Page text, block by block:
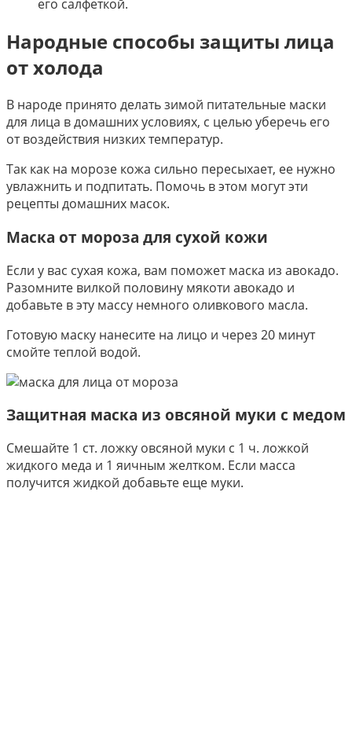
его салфеткой.
Народные способы защиты лица
от холода
В народе принято делать зимой питательные маски
для лица в домашних условиях, с целью уберечь его
от воздействия низких температур.
Так как на морозе кожа сильно пересыхает, ее нужно
увлажнить и подпитать. Помочь в этом могут эти
рецепты домашних масок.
Маска от мороза для сухой кожи
Если у вас сухая кожа, вам поможет маска из авокадо.
Разомните вилкой половину мякоти авокадо и
добавьте в эту массу немного оливкового масла.
Готовую маску нанесите на лицо и через 20 минут
смойте теплой водой.
Защитная маска из овсяной муки с медом
Смешайте 1 ст. ложку овсяной муки с 1 ч. ложкой
жидкого меда и 1 яичным желтком. Если масса
получится жидкой добавьте еще муки.